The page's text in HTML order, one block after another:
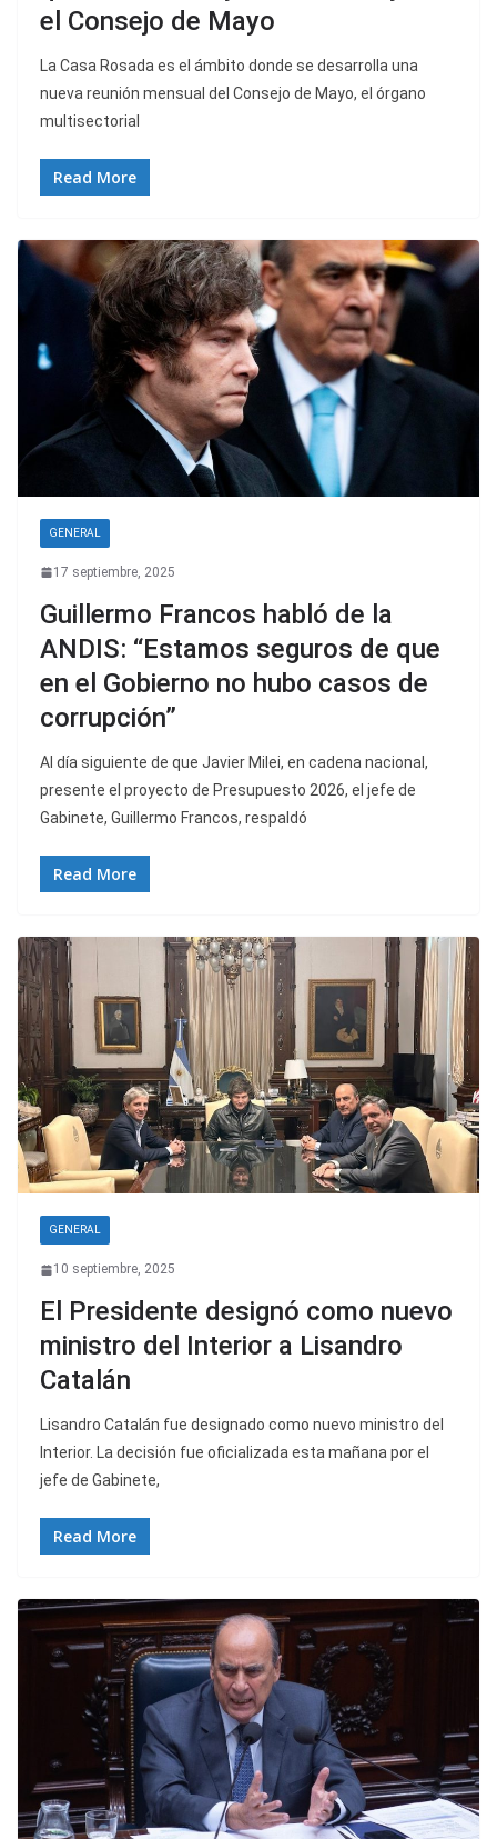
el Consejo de Mayo
La Casa Rosada es el ámbito donde se desarrolla una
nueva reunión mensual del Consejo de Mayo, el órgano
multisectorial
Read More
GENERAL
17 septiembre, 2025
Guillermo Francos habló de la
ANDIS: “Estamos seguros de que
en el Gobierno no hubo casos de
corrupción”
Al día siguiente de que Javier Milei, en cadena nacional,
presente el proyecto de Presupuesto 2026, el jefe de
Gabinete, Guillermo Francos, respaldó
Read More
GENERAL
10 septiembre, 2025
El Presidente designó como nuevo
ministro del Interior a Lisandro
Catalán
Lisandro Catalán fue designado como nuevo ministro del
Interior. La decisión fue oficializada esta mañana por el
jefe de Gabinete,
Read More